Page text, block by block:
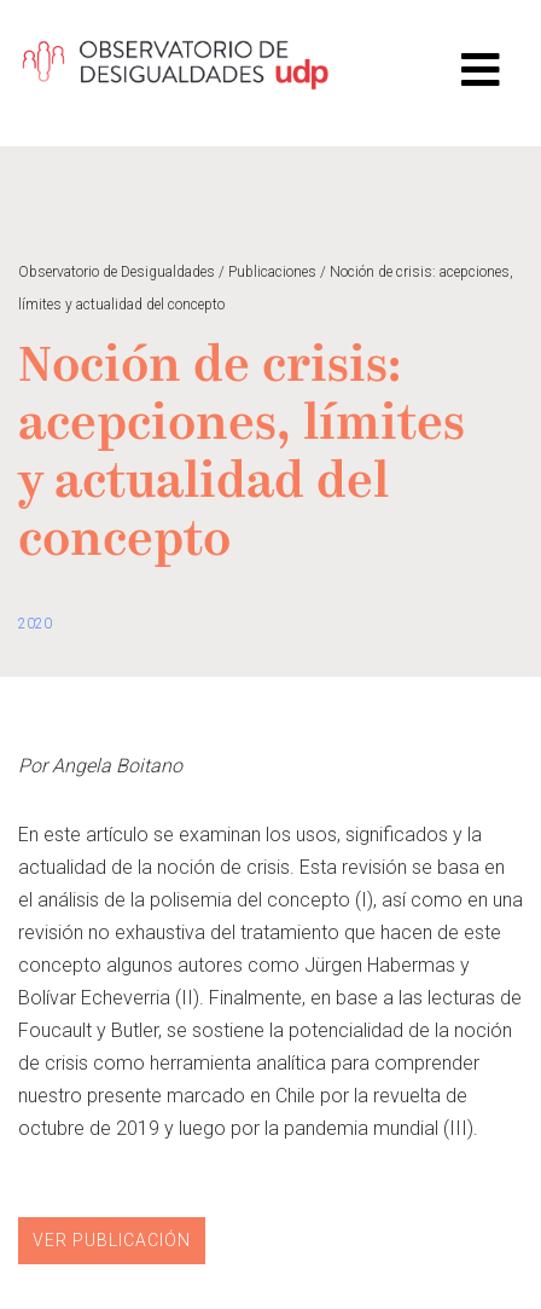
Observatorio de Desigualdades / Publicaciones / Noción de crisis: acepciones,
límites y actualidad del concepto
Noción de crisis:
acepciones, límites
y actualidad del
concepto
2020
Por Angela Boitano
En este artículo se examinan los usos, significados y la
actualidad de la noción de crisis. Esta revisión se basa en
el análisis de la polisemia del concepto (I), así como en una
revisión no exhaustiva del tratamiento que hacen de este
concepto algunos autores como Jürgen Habermas y
Bolívar Echeverria (II). Finalmente, en base a las lecturas de
Foucault y Butler, se sostiene la potencialidad de la noción
de crisis como herramienta analítica para comprender
nuestro presente marcado en Chile por la revuelta de
octubre de 2019 y luego por la pandemia mundial (III).
VER PUBLICACIÓN